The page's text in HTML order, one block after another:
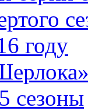
году
сезоны